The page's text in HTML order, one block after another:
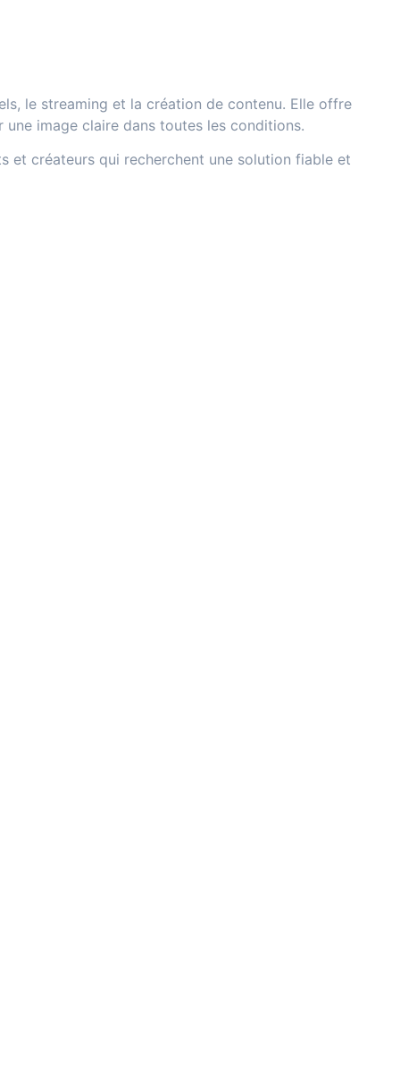
le streaming et la création de contenu. Elle offre
image claire dans toutes les conditions.
et créateurs qui recherchent une solution fiable et